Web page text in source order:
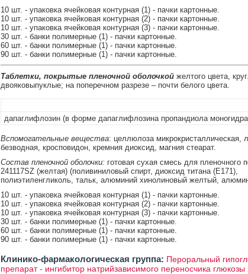
10 шт. - упаковка ячейковая контурная (1) - пачки картонные.
10 шт. - упаковка ячейковая контурная (2) - пачки картонные.
10 шт. - упаковка ячейковая контурная (3) - пачки картонные.
30 шт. - банки полимерные (1) - пачки картонные.
60 шт. - банки полимерные (1) - пачки картонные.
90 шт. - банки полимерные (1) - пачки картонные.
Таблетки, покрытые пленочной оболочкойжелтого цвета,
двояковыпуклые; на поперечном разрезе – почти белого цвета.
дапаглифлозин (в форме дапаглифлозина пропандиола
Вспомогательные вещества: целлюлоза микрокристаллическая,
безводная, кросповидон, кремния диоксид, магния стеарат.
Состав пленочной оболочки: готовая сухая смесь для пленочного
241117SZ (желтая) (поливиниловый спирт, диоксид титана (Е171),
полиэтиленгликоль, тальк, алюминий хинолиновый желтый,
10 шт. - упаковка ячейковая контурная (1) - пачки картонные.
10 шт. - упаковка ячейковая контурная (2) - пачки картонные.
10 шт. - упаковка ячейковая контурная (3) - пачки картонные.
30 шт. - банки полимерные (1) - пачки картонные.
60 шт. - банки полимерные (1) - пачки картонные.
90 шт. - банки полимерные (1) - пачки картонные.
Клинико-фармакологическая группа: Пероральный
препарат - ингибитор натрийзависимого переносчика глюкозы